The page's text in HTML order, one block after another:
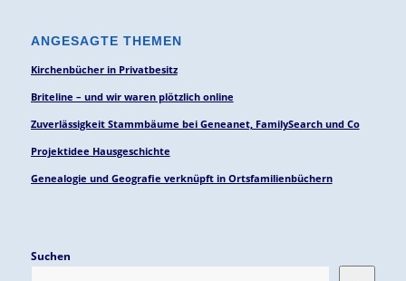
ANGESAGTE THEMEN
Kirchenbücher in Privatbesitz
Briteline – und wir waren plötzlich online
Zuverlässigkeit Stammbäume bei Geneanet, FamilySearch und Co
Projektidee Hausgeschichte
Genealogie und Geografie verknüpft in Ortsfamilienbüchern
Suchen